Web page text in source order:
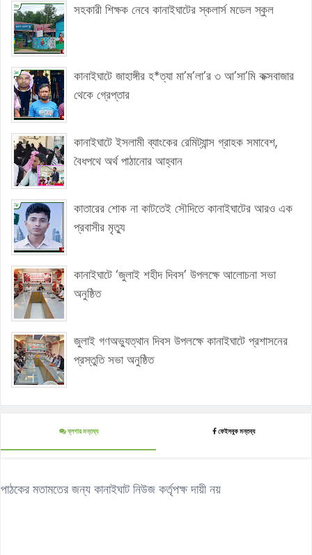
সহকারী শিক্ষক নেবে কানাইঘাটের স্কলার্স মডেল স্কুল
কানাইঘাটে জাহাঙ্গীর হ*ত্যা মা’ম’লা’র ৩ আ’সা’মি কক্সবাজার
থেকে গ্রেপ্তার
কানাইঘাটে ইসলামী ব্যাংকের রেমিট্যান্স গ্রাহক সমাবেশ,
বৈধপথে অর্থ পাঠানোর আহ্বান
কাতারের শোক না কাটতেই সৌদিতে কানাইঘাটের আরও এক
প্রবাসীর মৃত্যু
কানাইঘাটে ‘জুলাই শহীদ দিবস’ উপলক্ষে আলোচনা সভা
অনুষ্ঠিত
জুলাই গণঅভ্যুত্থান দিবস উপলক্ষে কানাইঘাটে প্রশাসনের
প্রস্তুতি সভা অনুষ্ঠিত
ব্লগার মন্তব্য ফেইসবুক মন্তব্য
পাঠকের মতামতের জন্য কানাইঘাট নিউজ কর্তৃপক্ষ দায়ী নয়